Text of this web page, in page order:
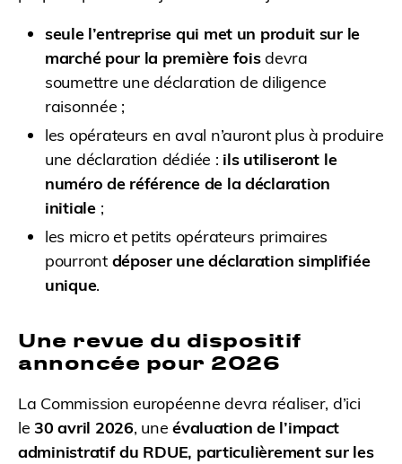
seule l’entreprise qui met un produit sur le
marché pour la première foisdevra
soumettre une déclaration de diligence
raisonnée ;
les opérateurs en aval n’auront plus à produire
une déclaration dédiée : ils utiliseront le
numéro de référence de la déclaration
initiale;
les micro et petits opérateurs primaires
pourront déposer une déclaration simplifiée
unique.
Une revue du dispositif
annoncée pour 2026
La Commission européenne devra réaliser, d’ici
le30 avril 2026, uneévaluation de l’impact
administratif du RDUE, particulièrement sur les